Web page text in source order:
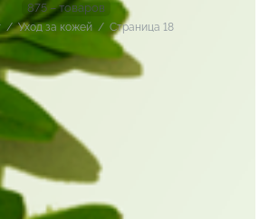
875 – товаров
/ Уход за кожей / Страница 18